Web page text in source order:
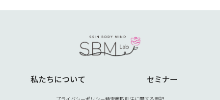
私たちについて セミナー
プライバシーポリシー特定商取引法に関する表記